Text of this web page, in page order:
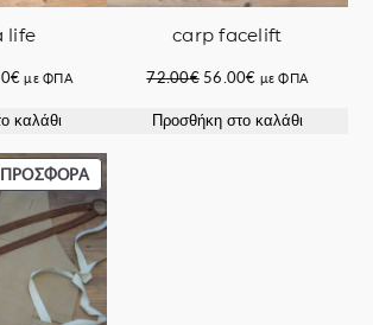
life
€Η
τιμή
85.00€.
με ΦΠΑ
καλάθι
carp facelift
72.00€ Original
was:
56.00€ Η
τιμή
με ΦΠΑ
Προσθήκη στο καλάθι
ΠΡΟΣΦΟΡΆΠΡΟΪΌΝ
ΣΕ
ΠΡΟΣΦΟΡΆ